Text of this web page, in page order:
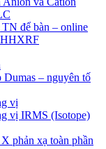
để bàn – online
HHXRF
– nguyên tố
vị
vị IRMS (Isotope)
phản xạ toàn phần